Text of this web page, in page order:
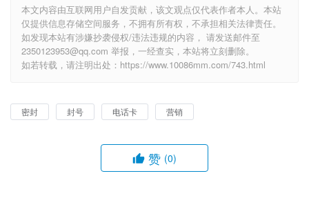
本文内容由互联网用户自发贡献，该文观点仅代表作者本人。本站
仅提供信息存储空间服务，不拥有所有权，不承担相关法律责任。
如发现本站有涉嫌抄袭侵权/违法违规的内容， 请发送邮件至
2350123953@qq.com 举报，一经查实，本站将立刻删除。
如若转载，请注明出处：https://www.10086mm.com/743.html
密封 封号 电话卡 营销
赞 (0)